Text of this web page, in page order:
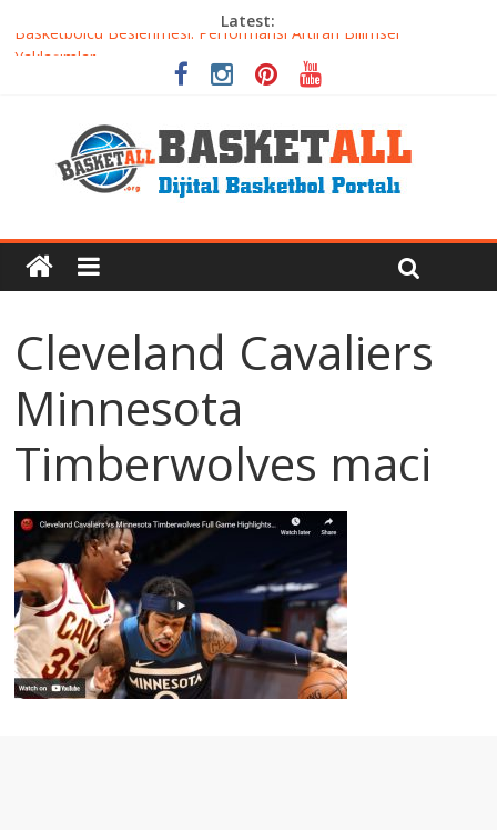
Latest:
Basketbolcu Beslenmesi: Performansı Artıran Bilimsel
Basketbolda Şut Antrenmanı ve Grafik Oluşturma
Dünyanın En İyi Basketbol Takımı: Gerçek Şampiyon Kim?
Etkili Basketbol Antrenmanı Nasıl Olmalı
Cleveland Cavaliers
Minnesota
Timberwolves maci